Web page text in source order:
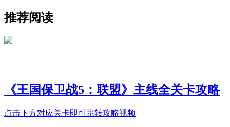
推荐阅读
《王国保卫战5：联盟》主线全关卡攻略
点击下方对应关卡即可跳转攻略视频